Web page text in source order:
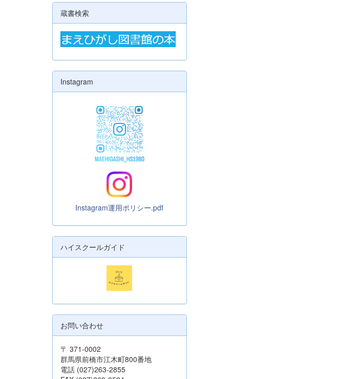
蔵書検索
Instagram
Instagram運用ポリシー.pdf
ハイスクールガイド
お問い合わせ
〒 371-0002
群馬県前橋市江木町800番地
電話 (027)263-2855